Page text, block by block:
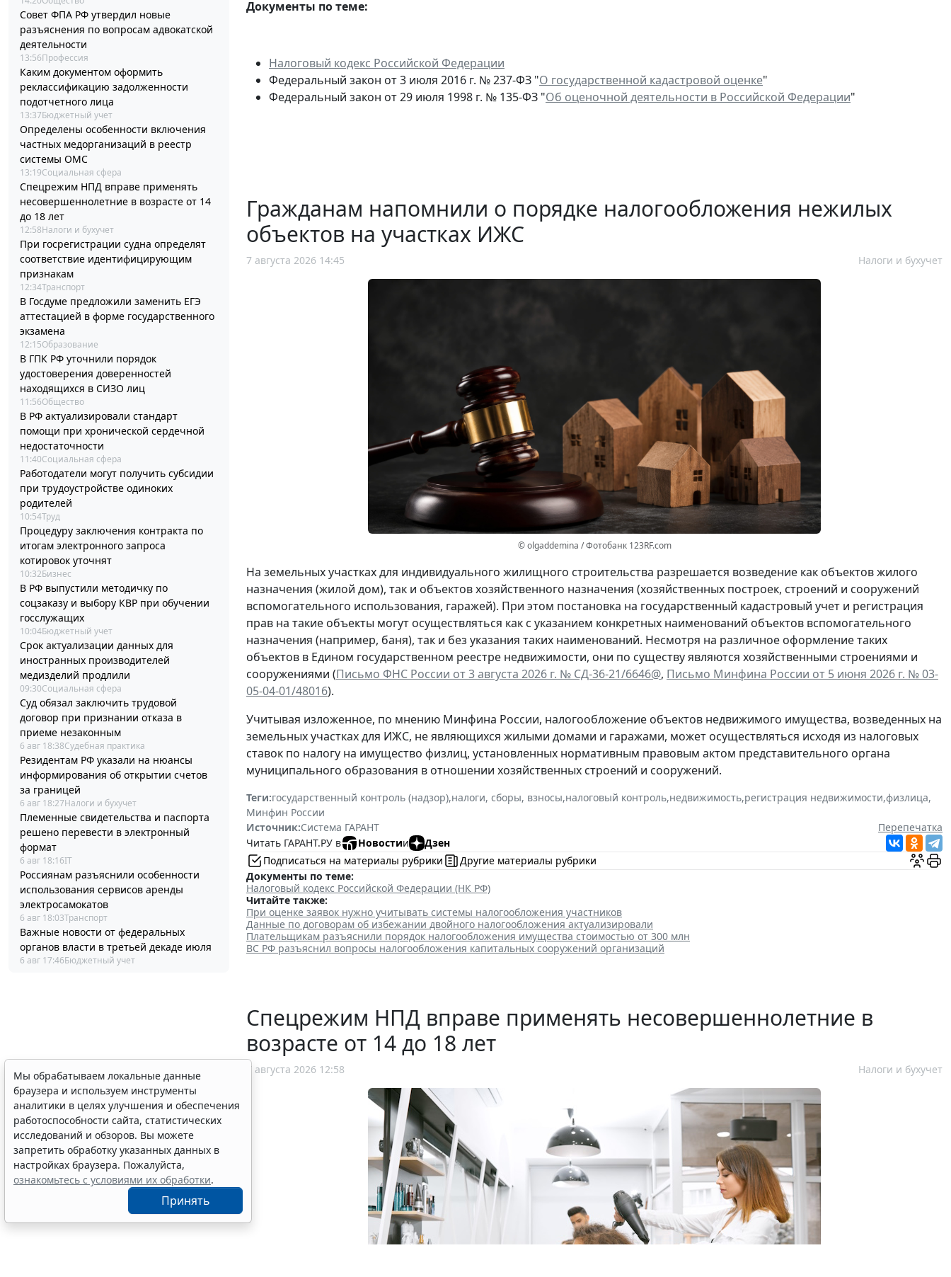
Совет ФПА РФ утвердил новые
разъяснения по вопросам адвокатской
деятельности
13:56Профессия
Каким документом оформить
реклассификацию задолженности
подотчетного лица
13:37Бюджетный учет
Определены особенности включения
частных медорганизаций в реестр
системы ОМС
13:19Социальная сфера
Спецрежим НПД вправе применять
несовершеннолетние в возрасте от 14
до 18 лет
12:58Налоги и бухучет
При госрегистрации судна определят
соответствие идентифицирующим
признакам
12:34Транспорт
В Госдуме предложили заменить ЕГЭ
аттестацией в форме государственного
экзамена
12:15Образование
В ГПК РФ уточнили порядок
удостоверения доверенностей
находящихся в СИЗО лиц
11:56Общество
В РФ актуализировали стандарт
помощи при хронической сердечной
недостаточности
11:40Социальная сфера
Работодатели могут получить субсидии
при трудоустройстве одиноких
родителей
10:54Труд
Процедуру заключения контракта по
итогам электронного запроса
котировок уточнят
10:32Бизнес
В РФ выпустили методичку по
соцзаказу и выбору КВР при обучении
госслужащих
10:04Бюджетный учет
Срок актуализации данных для
иностранных производителей
медизделий продлили
09:30Социальная сфера
Суд обязал заключить трудовой
договор при признании отказа в
приеме незаконным
6 авг 18:38Судебная практика
Резидентам РФ указали на нюансы
информирования об открытии счетов
за границей
6 авг 18:27Налоги и бухучет
Племенные свидетельства и паспорта
решено перевести в электронный
формат
6 авг 18:16IT
Россиянам разъяснили особенности
использования сервисов аренды
электросамокатов
6 авг 18:03Транспорт
Важные новости от федеральных
органов власти в третьей декаде июля
6 авг 17:46Бюджетный учет
Документы по теме:
Налоговый кодекс Российской Федерации
Федеральный закон от 3 июля 2016 г. № 237-ФЗ "О государственной кадастровой оценке"
Федеральный закон от 29 июля 1998 г. № 135-ФЗ "Об оценочной деятельности в Российской Федерации"
Гражданам напомнили о порядке налогообложения нежилых
объектов на участках ИЖС
7 августа 2026 14:45 Налоги и бухучет
© olgaddemina / Фотобанк 123RF.com
На земельных участках для индивидуального жилищного строительства разрешается возведение как объектов жилого
назначения (жилой дом), так и объектов хозяйственного назначения (хозяйственных построек, строений и сооружений
вспомогательного использования, гаражей). При этом постановка на государственный кадастровый учет и регистрация
прав на такие объекты могут осуществляться как с указанием конкретных наименований объектов вспомогательного
назначения (например, баня), так и без указания таких наименований. Несмотря на различное оформление таких
объектов в Едином государственном реестре недвижимости, они по существу являются хозяйственными строениями и
сооружениями (Письмо ФНС России от 3 августа 2026 г. № СД-36-21/6646@, Письмо Минфина России от 5 июня 2026 г. № 03-
05-04-01/48016).
Учитывая изложенное, по мнению Минфина России, налогообложение объектов недвижимого имущества, возведенных на
земельных участках для ИЖС, не являющихся жилыми домами и гаражами, может осуществляться исходя из налоговых
ставок по налогу на имущество физлиц, установленных нормативным правовым актом представительного органа
муниципального образования в отношении хозяйственных строений и сооружений.
Теги:государственный контроль (надзор),налоги, сборы, взносы,налоговый контроль,недвижимость,регистрация недвижимости,физлица,
Минфин России
Источник:Система ГАРАНТ
Перепечатка
Читать ГАРАНТ.РУ в
Новостии
Дзен
Подписаться на материалы рубрики
Другие материалы рубрики
Документы по теме:
Налоговый кодекс Российской Федерации (НК РФ)
Читайте также:
При оценке заявок нужно учитывать системы налогообложения участников
Данные по договорам об избежании двойного налогообложения актуализировали
Плательщикам разъяснили порядок налогообложения имущества стоимостью от 300 млн
ВС РФ разъяснил вопросы налогообложения капитальных сооружений организаций
Спецрежим НПД вправе применять несовершеннолетние в
возрасте от 14 до 18 лет
7 августа 2026 12:58 Налоги и бухучет
Мы обрабатываем локальные данные
браузера и используем инструменты
аналитики в целях улучшения и обеспечения
работоспособности сайта, статистических
исследований и обзоров. Вы можете
запретить обработку указанных данных в
настройках браузера. Пожалуйста,
ознакомьтесь с условиями их обработки.
Принять